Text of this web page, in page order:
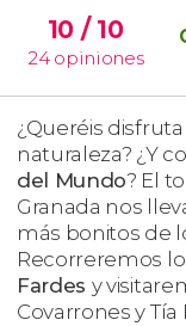
10 / 10
24 opiniones
¿Queréis
naturaleza? ¿Y
del Mundo? El
Granada nos
más bonitos de
Recorreremos
Fardes y
Covarrones y Tía